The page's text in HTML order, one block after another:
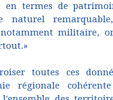
en termes de
naturel
militaire,
toutes ces
régionale